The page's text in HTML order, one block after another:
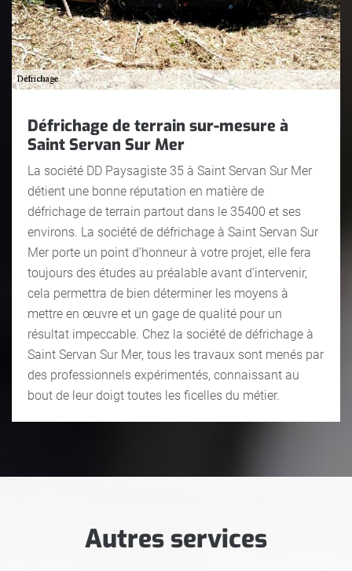
Défrichage de terrain sur-mesure à
Saint Servan Sur Mer
La société DD Paysagiste 35 à Saint Servan Sur Mer
détient une bonne réputation en matière de
défrichage de terrain partout dans le 35400 et ses
environs. La société de défrichage à Saint Servan Sur
Mer porte un point d’honneur à votre projet, elle fera
toujours des études au préalable avant d’intervenir,
cela permettra de bien déterminer les moyens à
mettre en œuvre et un gage de qualité pour un
résultat impeccable. Chez la société de défrichage à
Saint Servan Sur Mer, tous les travaux sont menés par
des professionnels expérimentés, connaissant au
bout de leur doigt toutes les ficelles du métier.
Autres services